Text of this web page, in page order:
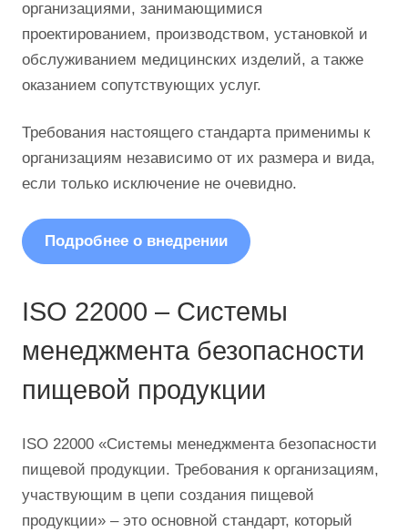
организациями, занимающимися
проектированием, производством, установкой и
обслуживанием медицинских изделий, а также
оказанием сопутствующих услуг.
Требования настоящего стандарта применимы к
организациям независимо от их размера и вида,
если только исключение не очевидно.
Подробнее о внедрении
ISO 22000 – Системы
менеджмента безопасности
пищевой продукции
ISO 22000 «Системы менеджмента безопасности
пищевой продукции. Требования к организациям,
участвующим в цепи создания пищевой
продукции» – это основной стандарт, который